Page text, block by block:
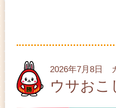
2026年7月8日
ウサおこ